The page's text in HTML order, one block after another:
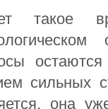
сильных
она